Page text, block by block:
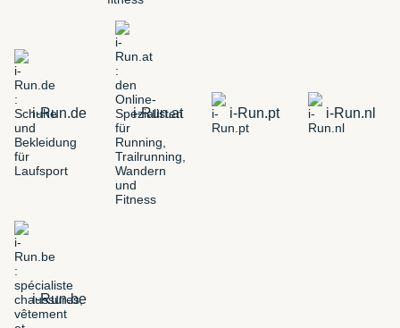
i-Run.de i-Run.at i-Run.pt i-Run.nl
i-Run.be